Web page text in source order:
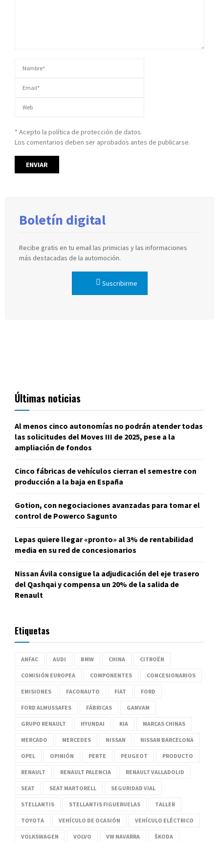
* Acepto la política de protección de datos.
Los comentarios deben ser aprobados antes de publicarse.
Boletín digital
Recibe gratis en tu email las primicias y las informaciones
más destacadas de la automoción.
Suscribirme
Últimas noticias
Al menos cinco autonomías no podrán atender todas
las solicitudes del Moves III de 2025, pese a la
ampliación de fondos
Cinco fábricas de vehículos cierran el semestre con
producción a la baja en España
Gotion, con negociaciones avanzadas para tomar el
control de Powerco Sagunto
Lepas quiere llegar «pronto» al 3% de rentabilidad
media en su red de concesionarios
Nissan Ávila consigue la adjudicación del eje trasero
del Qashqai y compensa un 20% de la salida de
Renault
Etiquetas
ANFAC AUDI BMW CHINA CITROËN
COMISIÓN EUROPEA COMPONENTES CONCESIONARIOS
EMISIONES FACONAUTO FIAT FORD
FORD ALMUSSAFES FÁBRICAS GANVAM
GRUPO RENAULT HYUNDAI KIA MARCAS CHINAS
MERCADO MERCEDES NISSAN NISSAN BARCELONA
OPEL OPINIÓN PERTE PEUGEOT PRODUCTO
RENAULT RENAULT PALENCIA RENAULT VALLADOLID
SEAT SEAT MARTORELL SEGURIDAD VIAL
STELLANTIS STELLANTIS FIGUERUELAS TALLER
TOYOTA VEHÍCULO DE OCASIÓN VEHÍCULO ELÉCTRICO
VOLKSWAGEN VOLVO VW NAVARRA ŠKODA